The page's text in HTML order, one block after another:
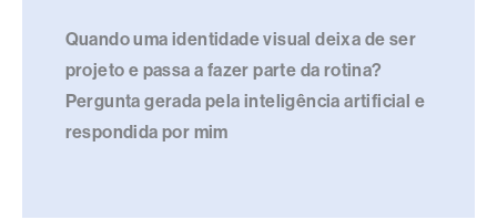
Quando uma identidade visual deixa de ser
projeto e passa a fazer parte da rotina?
Pergunta gerada pela inteligência artificial e
respondida por mim